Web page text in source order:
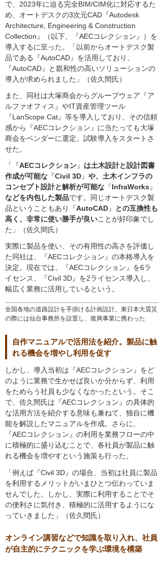
全国各地の道路設計を手掛ける計画設計。東日本大震災
の際には仙台事務所を設置し、復興事業に携わった
で、2023年に迫る完全BIM/CIM化に対応するた
め、オートデスクの3次元CAD『Autodesk
Architecture, Engineering & Construction
Collection』（以下、『AECコレクション』）を
導入するに至った。「以前からオートデスク製
品である『AutoCAD』を活用しており、
『AutoCAD』と親和性の高いソリューションの
導入が求められました」（佐久間氏）
また、同社は大塚商会からグループウェア『ア
ルファオフィス』やIT資産管理ツール
『LanScope Cat』等を導入しており、その信頼
感から『AECコレクション』に当たっても大塚
商会をベンダーに選定。試験導入をスタートさ
せた。
「『AECコレクション』 は土木設計と設計図書
作成が可能な 『Civil 3D』 や、土木インフラの
コンセプト設計と解析が可能な 『InfraWorks 』
などを内包した製品です。同じオートデスク製
品ということもあり『AutoCAD』
との互換性も
高く、非常に使い勝手が良いことが好印象でし
た」（佐久間氏）
実際に製品を使い、その有用性の高さを評価し
た同社は、『AECコレクション』の本格導入を
決定。現在では、『AECコレクション』を6ラ
イセンス、『Civil 3D』を2ライセンス導入し、
幅広く業務に活用しているという。
自作マニュアルで活用法を紹介。製品に触
れる機会を増やし利用を促す
しかし、導入当初は『AECコレクション』をど
のように業務で生かせば良いか分からず、利用
をためらう社員も少なくなかったという。そこ
で、佐久間氏は『AECコレクション』の具体的
な活用方法を紹介する意味も兼ねて、独自に機
能を解説したマニュアルを作成。さらに、
『AECコレクション』の利用を業務フローの中
に積極的に盛り込むことで、各社員が製品に触
れる機会を増やすという施策も行った。
「例えば『Civil 3D』の場合、当初は社員に製品
を利用するメリットがいまひとつ伝わっていま
せんでした。しかし、実際に利用することでそ
の便利さに気付き、積極的に活用するようにな
っていきました」（佐久間氏）
オンライン講習などで知識を取り入れ、社員
が自主的にテクニックを学ぶ環境を構築